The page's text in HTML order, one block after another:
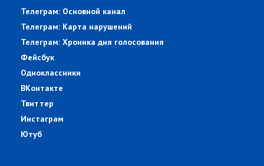
Телеграм: Основной канал
Телеграм: Карта нарушений
Телеграм: Хроника дня голосования
Фейсбук
Одноклассники
ВКонтакте
Твиттер
Инстаграм
Ютуб